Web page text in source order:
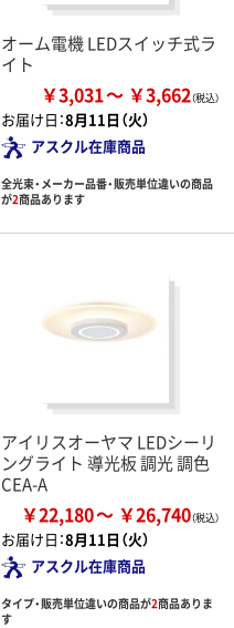
オーム電機 LEDスイッチ式ラ
イト
￥3,031 ￥3,662
お届け日：8月11日（火）
アスクル在庫商品
全光束・メーカー品番・販売単位違いの商品
が2商品あります
アイリスオーヤマ LEDシーリ
ングライト 導光板 調光 調色
CEA-A
￥22,180 ￥26,740
お届け日：8月11日（火）
アスクル在庫商品
タイプ・販売単位違いの商品が2商品ありま
す